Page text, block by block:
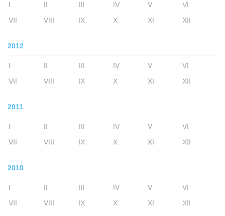
I II III IV V
VI
VII
VIII IX X XI XII
2012
I II III IV V
VI
VII
VIII IX X XI XII
2011
I II III IV V
VI
VII
VIII IX X XI XII
2010
I II III IV V
VI
VII
VIII IX X XI XII